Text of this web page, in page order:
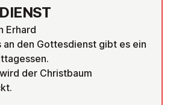
Erhard
an den Gottesdienst gibt es ein
der Christbaum